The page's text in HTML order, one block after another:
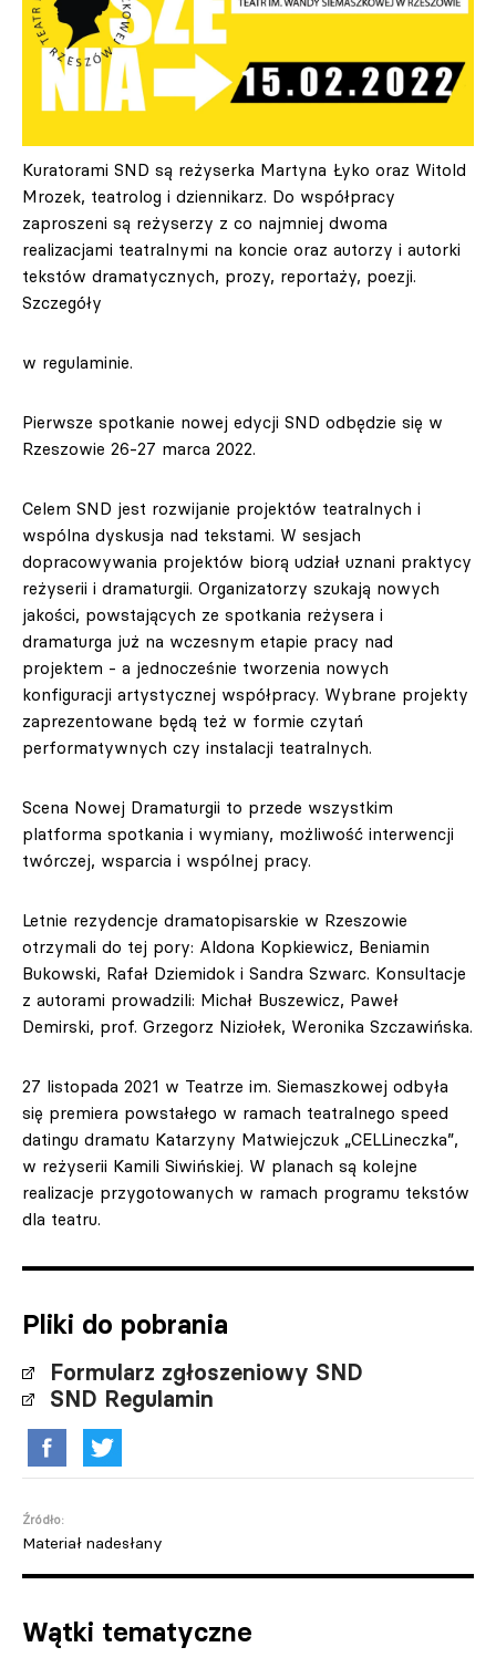
Kuratorami SND są reżyserka Martyna Łyko oraz Witold
Mrozek, teatrolog i dziennikarz. Do współpracy
zaproszeni są reżyserzy z co najmniej dwoma
realizacjami teatralnymi na koncie oraz autorzy i autorki
tekstów dramatycznych, prozy, reportaży, poezji.
Szczegóły
w regulaminie.
Pierwsze spotkanie nowej edycji SND odbędzie się w
Rzeszowie 26-27 marca 2022.
Celem SND jest rozwijanie projektów teatralnych i
wspólna dyskusja nad tekstami. W sesjach
dopracowywania projektów biorą udział uznani praktycy
reżyserii i dramaturgii. Organizatorzy szukają nowych
jakości, powstających ze spotkania reżysera i
dramaturga już na wczesnym etapie pracy nad
projektem - a jednocześnie tworzenia nowych
konfiguracji artystycznej współpracy. Wybrane projekty
zaprezentowane będą też w formie czytań
performatywnych czy instalacji teatralnych.
Scena Nowej Dramaturgii to przede wszystkim
platforma spotkania i wymiany, możliwość interwencji
twórczej, wsparcia i wspólnej pracy.
Letnie rezydencje dramatopisarskie w Rzeszowie
otrzymali do tej pory: Aldona Kopkiewicz, Beniamin
Bukowski, Rafał Dziemidok i Sandra Szwarc. Konsultacje
z autorami prowadzili: Michał Buszewicz, Paweł
Demirski, prof. Grzegorz Niziołek, Weronika Szczawińska.
27 listopada 2021 w Teatrze im. Siemaszkowej odbyła
się premiera powstałego w ramach teatralnego speed
datingu dramatu Katarzyny Matwiejczuk „CELLineczka”,
w reżyserii Kamili Siwińskiej. W planach są kolejne
realizacje przygotowanych w ramach programu tekstów
dla teatru.
Pliki do pobrania
Formularz zgłoszeniowy SND
SND Regulamin
Źródło:
Materiał nadesłany
Wątki tematyczne